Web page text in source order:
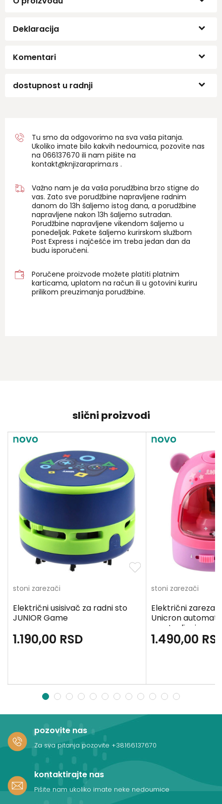
Deklaracija
Komentari
dostupnost u radnji
Tu smo da odgovorimo na sva vaša pitanja.
Ukoliko imate bilo kakvih nedoumica, pozovite nas
na 066137670 ili nam pišite na
kontakt@knjizaraprima.rs .
Važno nam je da vaša porudžbina brzo stigne do
vas. Zato sve porudžbine napravljene radnim
danom do 13h šaljemo istog dana, a porudžbine
napravljene nakon 13h šaljemo sutradan.
Porudžbine napravljene vikendom šaljemo u
ponedeljak. Pakete šaljemo kurirskom službom
Post Express i najčešće im treba jedan dan da
budu isporučeni.
Poručene proizvode možete platiti platnim
karticama, uplatom na račun ili u gotovini kuriru
prilikom preuzimanja porudžbine.
slični proizvodi
stoni zarezači
Električni usisivač za radni sto
JUNIOR Game
1.190,00 RSD
stoni zarezači
Električni zarezač
Unicron
zaustavljanje
1.490,00
1 2 3 4 5 6 7 8 9 10 11 12
pozovite nas
Za sva pitanja pozovite +38166137670
kontaktirajte nas
Pišite nam ukoliko imate neke nedoumice